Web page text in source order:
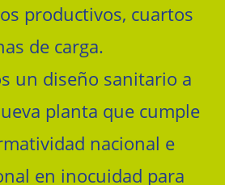
productivos, cuartos
de carga.
un diseño sanitario a
planta que cumple
nacional e
en inocuidad para